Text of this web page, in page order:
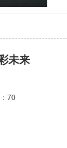
未来
70